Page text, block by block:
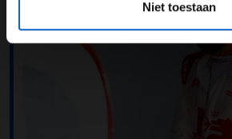
Niet toestaan